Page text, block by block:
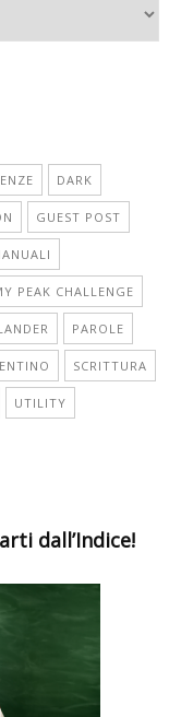
DARK
GUEST POST
PEAK CHALLENGE
PAROLE
SCRITTURA
UTILITY
dall’Indice!